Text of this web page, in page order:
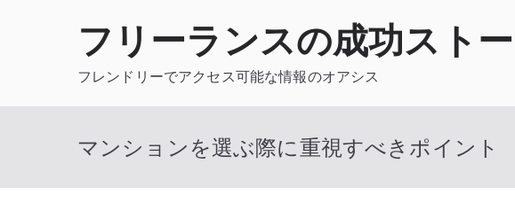
フリーランスの成功スト
フレンドリーでアクセス可能な情報のオアシス
マンションを選ぶ際に重視すべきポイント